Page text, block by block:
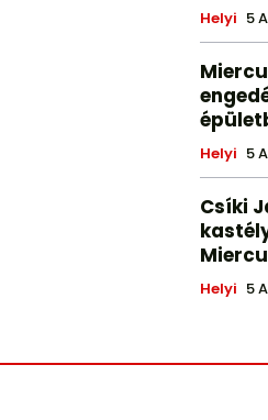
Helyi 5
Helyi 5
Csíki
Helyi 5